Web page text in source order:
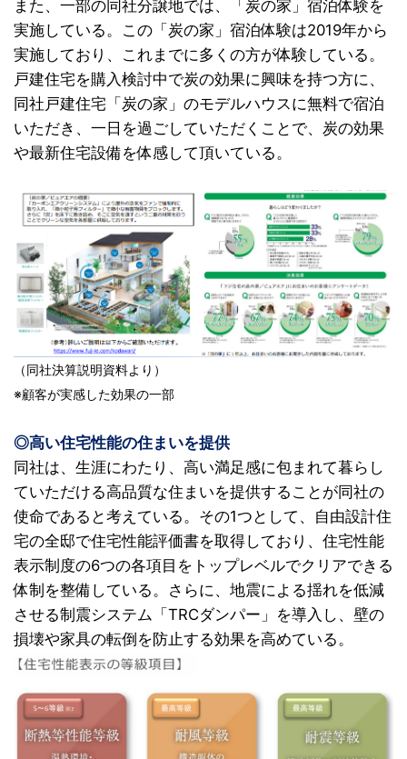
また、一部の同社分譲地では、「炭の家」宿泊体験を
実施している。この「炭の家」宿泊体験は2019年から
実施しており、これまでに多くの方が体験している。
戸建住宅を購入検討中で炭の効果に興味を持つ方に、
同社戸建住宅「炭の家」のモデルハウスに無料で宿泊
いただき、一日を過ごしていただくことで、炭の効果
や最新住宅設備を体感して頂いている。
（同社決算説明資料より）
※顧客が実感した効果の一部
◎高い住宅性能の住まいを提供
同社は、生涯にわたり、高い満足感に包まれて暮らし
ていただける高品質な住まいを提供することが同社の
使命であると考えている。その1つとして、自由設計住
宅の全邸で住宅性能評価書を取得しており、住宅性能
表示制度の6つの各項目をトップレベルでクリアできる
体制を整備している。さらに、地震による揺れを低減
させる制震システム「TRCダンパー」を導入し、壁の
損壊や家具の転倒を防止する効果を高めている。